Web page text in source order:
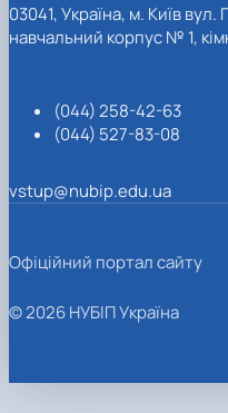
03041, Україна, м. Київ
навчальний корпус № 1,
(044) 258-42-63
(044) 527-83-08
vstup@nubip.edu.ua
Офіційний портал сайту
© 2026 НУБІП Україна